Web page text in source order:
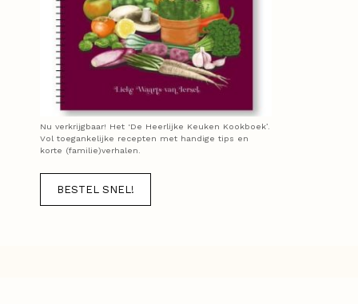
Nu verkrijgbaar! Het ‘De Heerlijke Keuken Kookboek’.
Vol toegankelijke recepten met handige tips en
korte (familie)verhalen.
BESTEL SNEL!